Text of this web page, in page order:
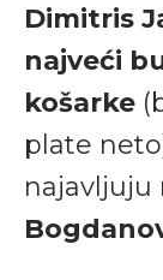
Dimitris
najveći
košarke
plate